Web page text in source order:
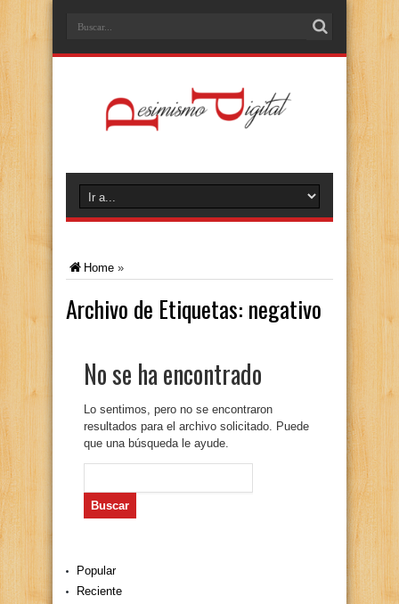
Home »
Archivo de Etiquetas: negativo
No se ha encontrado
Lo sentimos, pero no se encontraron
resultados para el archivo solicitado. Puede
que una búsqueda le ayude.
Popular
Reciente